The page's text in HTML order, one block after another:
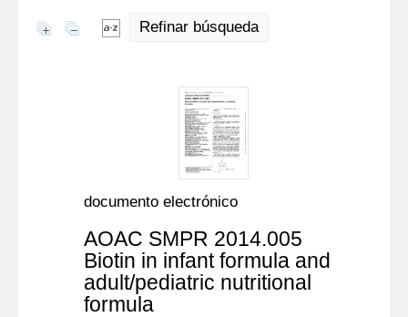
Refinar búsqueda
documento electrónico
AOAC SMPR 2014.005
Biotin in infant formula and
adult/pediatric nutritional
formula